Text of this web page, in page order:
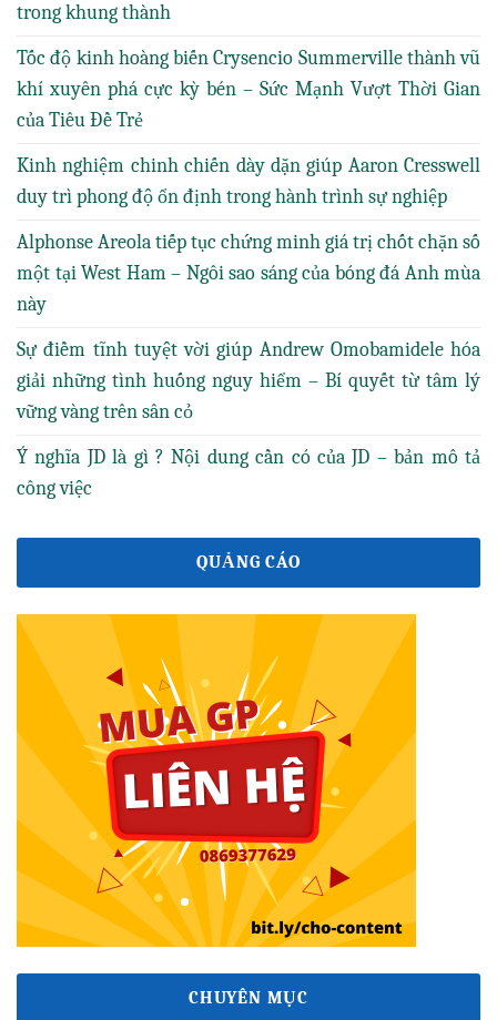
trong khung thành
Tốc độ kinh hoàng biến Crysencio Summerville thành vũ
khí xuyên phá cực kỳ bén – Sức Mạnh Vượt Thời Gian
của Tiêu Đề Trẻ
Kinh nghiệm chinh chiến dày dặn giúp Aaron Cresswell
duy trì phong độ ổn định trong hành trình sự nghiệp
Alphonse Areola tiếp tục chứng minh giá trị chốt chặn số
một tại West Ham – Ngôi sao sáng của bóng đá Anh mùa
này
Sự điềm tĩnh tuyệt vời giúp Andrew Omobamidele hóa
giải những tình huống nguy hiểm – Bí quyết từ tâm lý
vững vàng trên sân cỏ
Ý nghĩa JD là gì ? Nội dung cần có của JD – bản mô tả
công việc
QUẢNG CÁO
CHUYÊN MỤC